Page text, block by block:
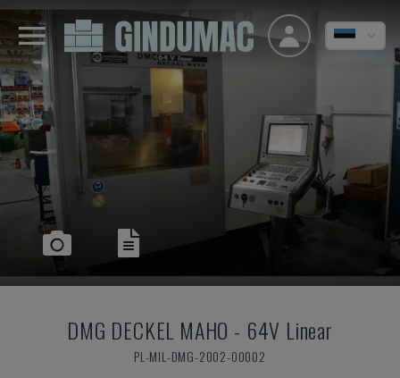
DMG DECKEL MAHO - 64V Linear
PL-MIL-DMG-2002-00002